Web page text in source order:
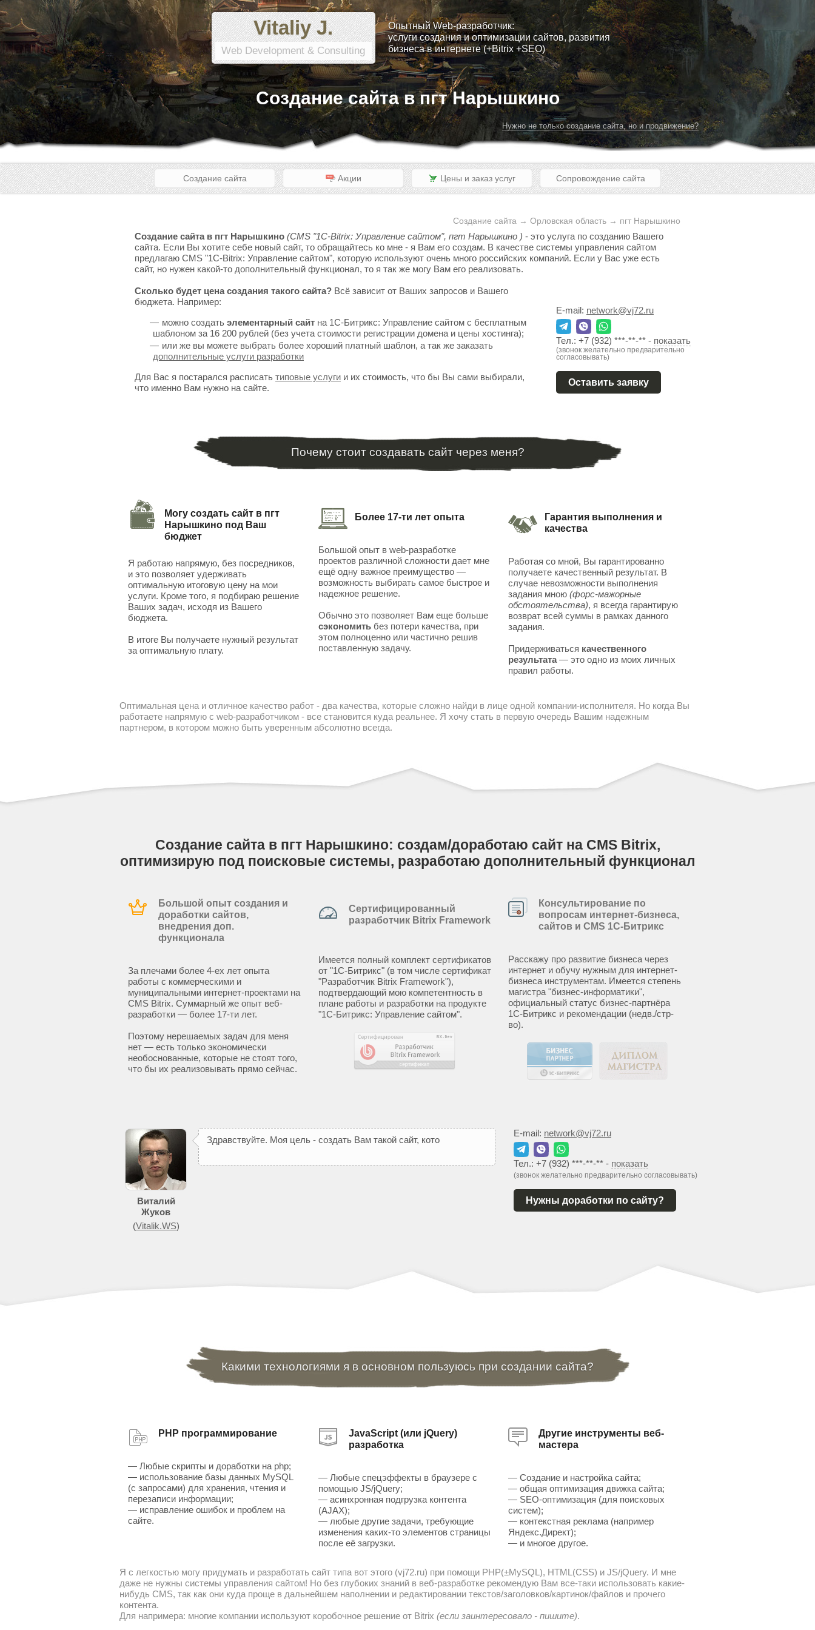
Vitaliy J.
Web Development & Consulting
Опытный Web-разработчик:
услуги создания и оптимизации сайтов, развития
бизнеса в интернете (+Bitrix +SEO)
Создание сайта в пгт Нарышкино
Нужно не только создание сайта, но и продвижение?
Создание сайта Акции Цены и заказ услуг Сопровождение сайта
Создание сайта → Орловская область → пгт Нарышкино
Создание сайта в пгт Нарышкино (CMS "1C-Bitrix: Управление сайтом", пгт Нарышкино ) - это услуга по созданию Вашего
сайта. Если Вы хотите себе новый сайт, то обращайтесь ко мне - я Вам его создам. В качестве системы управления сайтом
предлагаю CMS "1C-Bitrix: Управление сайтом", которую используют очень много российских компаний. Если у Вас уже есть
сайт, но нужен какой-то дополнительный функционал, то я так же могу Вам его реализовать.
Сколько будет цена создания такого сайта? Всё зависит от Ваших запросов и Вашего
бюджета. Например:
можно создать элементарный сайт на 1С-Битрикс: Управление сайтом с бесплатным
шаблоном за 16 200 рублей (без учета стоимости регистрации домена и цены хостинга);
или же вы можете выбрать более хороший платный шаблон, а так же заказать
дополнительные услуги разработки
Для Вас я постарался расписать типовые услуги и их стоимость, что бы Вы сами выбирали,
что именно Вам нужно на сайте.
E-mail: network@vj72.ru
Тел.: +7 (932) ***-**-** - показать
(звонок желательно предварительно
согласовывать)
Оставить заявку
Почему стоит создавать сайт через меня?
Могу создать сайт в пгт
Нарышкино под Ваш
бюджет
Я работаю напрямую, без посредников,
и это позволяет удерживать
оптимальную итоговую цену на мои
услуги. Кроме того, я подбираю решение
Ваших задач, исходя из Вашего
бюджета.
В итоге Вы получаете нужный результат
за оптимальную плату.
Более 17-ти лет опыта
Большой опыт в web-разработке
проектов различной сложности дает мне
ещё одну важное преимущество —
возможность выбирать самое быстрое и
надежное решение.
Обычно это позволяет Вам еще больше
сэкономитьбез потери качества, при
этом полноценно или частично решив
поставленную задачу.
Гарантия выполнения и
качества
Работая со мной, Вы гарантированно
получаете качественный результат. В
случае невозможности выполнения
задания мною(форс-мажорные
обстоятельства), я всегда гарантирую
возврат всей суммы в рамках данного
задания.
Придерживаться качественного
результата— это одно из моих личных
правил работы.
Оптимальная цена и отличное качество работ - два качества, которые сложно найди в лице одной компании-исполнителя. Но когда Вы
работаете напрямую с web-разработчиком - все становится куда реальнее. Я хочу стать в первую очередь Вашим надежным
партнером, в котором можно быть уверенным абсолютно всегда.
Создание сайта в пгт Нарышкино: создам/доработаю сайт на CMS Bitrix,
оптимизирую под поисковые системы, разработаю дополнительный функционал
Большой опыт создания и
доработки сайтов,
внедрения доп.
функционала
За плечами более 4-ех лет опыта
работы с коммерческими и
муниципальными интернет-проектами на
CMS Bitrix. Суммарный же опыт веб-
разработки — более 17-ти лет.
Поэтому нерешаемых задач для меня
нет — есть только экономически
необоснованные, которые не стоят того,
что бы их реализовывать прямо сейчас.
Сертифицированный
разработчик Bitrix Framework
Имеется полный комплект сертификатов
от "1С-Битрикс" (в том числе сертификат
"Разработчик Bitrix Framework"),
подтвердающий мою компетентность в
плане работы и разработки на продукте
"1С-Битрикс: Управление сайтом".
Консультирование по
вопросам интернет-бизнеса,
сайтов и CMS 1С-Битрикс
Расскажу про развитие бизнеса через
интернет и обучу нужным для интернет-
бизнеса инструментам. Имеется степень
магистра "бизнес-информатики",
официальный статус бизнес-партнёра
1С-Битрикс и рекомендации (недв./стр-
во).
Виталий
Жуков
(Vitalik.WS)
Здравствуйте. Моя цель - создать Вам такой сайт, кото
E-mail: network@vj72.ru
Тел.: +7 (932) ***-**-** - показать
(звонок желательно предварительно согласовывать)
Нужны доработки по сайту?
Какими технологиями я в основном пользуюсь при создании сайта?
PHP программирование
— Любые скрипты и доработки на php;
— использование базы данных MySQL
(с запросами) для хранения, чтения и
перезаписи информации;
— исправление ошибок и проблем на
сайте.
JavaScript (или jQuery)
разработка
— Любые спецэффекты в браузере с
помощью JS/jQuery;
— асинхронная подгрузка контента
(AJAX);
— любые другие задачи, требующие
изменения каких-то элементов страницы
после её загрузки.
Другие инструменты веб-
мастера
— Создание и настройка сайта;
— общая оптимизация движка сайта;
— SEO-оптимизация (для поисковых
систем);
— контекстная реклама (например
Яндекс.Директ);
— и многое другое.
Я с легкостью могу придумать и разработать сайт типа вот этого (vj72.ru) при помощи PHP(±MySQL), HTML(CSS) и JS/jQuery. И мне
даже не нужны системы управления сайтом! Но без глубоких знаний в веб-разработке рекомендую Вам все-таки использовать какие-
нибудь CMS, так как они куда проще в дальнейшем наполнении и редактировании текстов/заголовков/картинок/файлов и прочего
контента.
Для напримера: многие компании используют коробочное решение от Bitrix (если заинтересовало - пишите).